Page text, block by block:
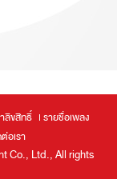
ลิขสิทธิ์
รายชื่อเพลง
อเรา
Co., Ltd., All rights